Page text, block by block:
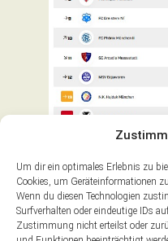
Um dir ein optimales Erlebnis zu
Cookies, um Geräteinformationen
Wenn du diesen Technologien
Surfverhalten oder eindeutige IDs
Zustimmung nicht erteilst oder
Marko Schlegelmilch |
Zurück zur letzten